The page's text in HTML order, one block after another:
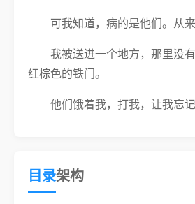
可我知道，病的是他们。从来
我被送进一个地方，那里没
红棕色的铁门。
他们饿着我，打我，让我忘记
林默然X陈愿安
目录架构